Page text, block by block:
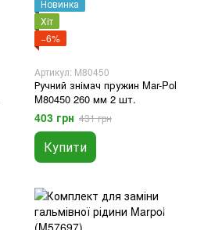
Новинка
Хіт
−6%
Артикул: M80450
Ручний знімач пружин Mar-Pol
M80450 260 мм 2 шт.
403 грн 431 грн
Купити